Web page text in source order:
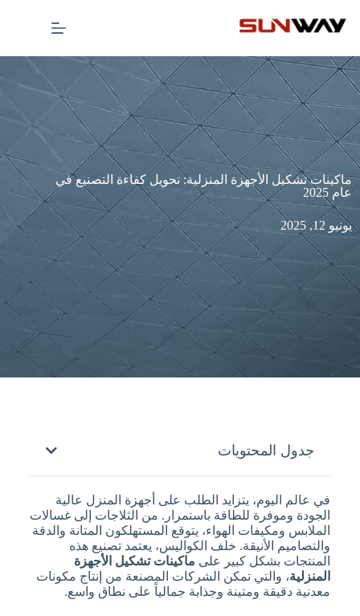
ماكينات تشكيل الأجهزة المنزلية: تحويل كفاءة التصنيع في
عام 2025
يونيو 12, 2025
جدول المحتويات
في عالم اليوم، يتزايد الطلب على أجهزة المنزل عالية
الجودة وموفرة للطاقة باستمرار. من الثلاجات إلى غسالات
الملابس ومكيفات الهواء، يتوقع المستهلكون المتانة والدقة
والتصاميم الأنيقة. خلف الكواليس، يعتمد تصنيع هذه
المنتجات بشكل كبير على ماكينات تشكيل الأجهزة
المنزلية، والتي تمكن الشركات المصنعة من إنتاج مكونات
معدنية دقيقة ومتينة وجذابة جمالياً على نطاق واسع.